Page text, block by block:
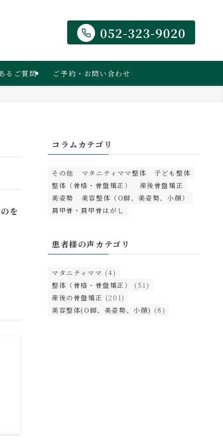
るご質問 ご予約・お問い合わせ
を
コラムカテゴリ
その他 マタニティママ整体
子ども整体
整体（骨格・骨盤矯正）
産後骨盤矯正
美姿勢
美容整体（O脚、美姿勢、小顔）
肩甲骨・肩甲骨はがし
患者様の声カテゴリ
マタニティママ (4)
整体（骨格・骨盤矯正）
(51)
産後の骨盤矯正 (201)
美容整体(O脚、美姿勢、小顔) (8)